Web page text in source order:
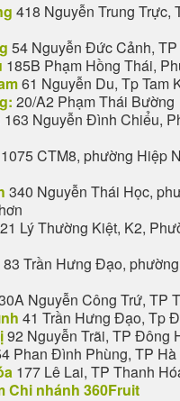
418 Nguyễn Trung Trực,
54 Nguyễn Đức Cảnh, TP
185B Phạm Hồng Thái,
61 Nguyễn Du, Tp Tam
20/A2 Phạm Thái Bường
163 Nguyễn Đình Chiểu,
1075 CTM8, phường Hiệp
340 Nguyễn Thái Học,
Lý Thường Kiệt, K2,
83 Trần Hưng Đạo,
Nguyễn Công Trứ, TP
41 Trần Hưng Đạo, Tp
92 Nguyễn Trãi, TP Đông
Phan Đình Phùng, TP Hà
177 Lê Lai, TP Thanh
Chi nhánh 360Fruit